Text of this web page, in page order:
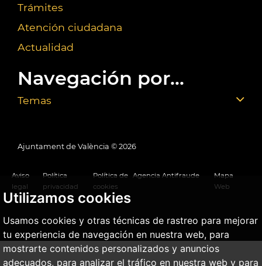
Utilizamos cookies
Usamos cookies y otras técnicas de rastreo para mejorar
tu experiencia de navegación en nuestra web, para
mostrarte contenidos personalizados y anuncios
adecuados, para analizar el tráfico en nuestra web y para
Trámites
Atención ciudadana
Actualidad
Navegación por...
Temas
Ajuntament de València © 2026
Aviso
legal
Política
privacidad
Política de
cookies
Agencia Antifraude
Mapa
Web